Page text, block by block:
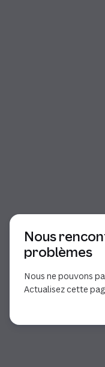
Nous
problèmes
Nous ne pouvons
Actualisez cette